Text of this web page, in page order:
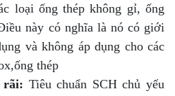
loại ống thép không gỉ, ống
này có nghĩa là nó có giới
và không áp dụng cho các
thép
rãi: Tiêu chuẩn SCH chủ yếu